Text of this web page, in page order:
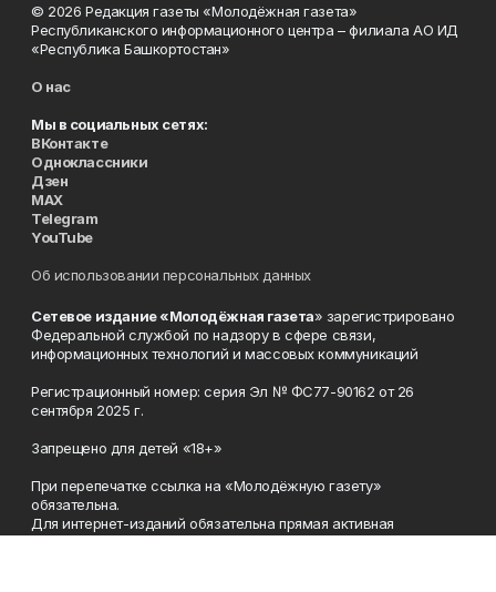
© 2026 Редакция газеты «Молодёжная газета»
Республиканского информационного центра – филиала АО ИД
«Республика Башкортостан»
О нас
Мы в социальных сетях:
ВКонтакте
Одноклассники
Дзен
MAX
Telegram
YouTube
Об использовании персональных данных
Сетевое издание «Молодёжная газета» зарегистрировано
Федеральной службой по надзору в сфере связи,
информационных технологий и массовых коммуникаций
Регистрационный номер: серия Эл № ФС77-90162 от 26
сентября 2025 г.
Запрещено для детей «18+»
При перепечатке ссылка на «Молодёжную газету»
обязательна.
Для интернет-изданий обязательна прямая активная